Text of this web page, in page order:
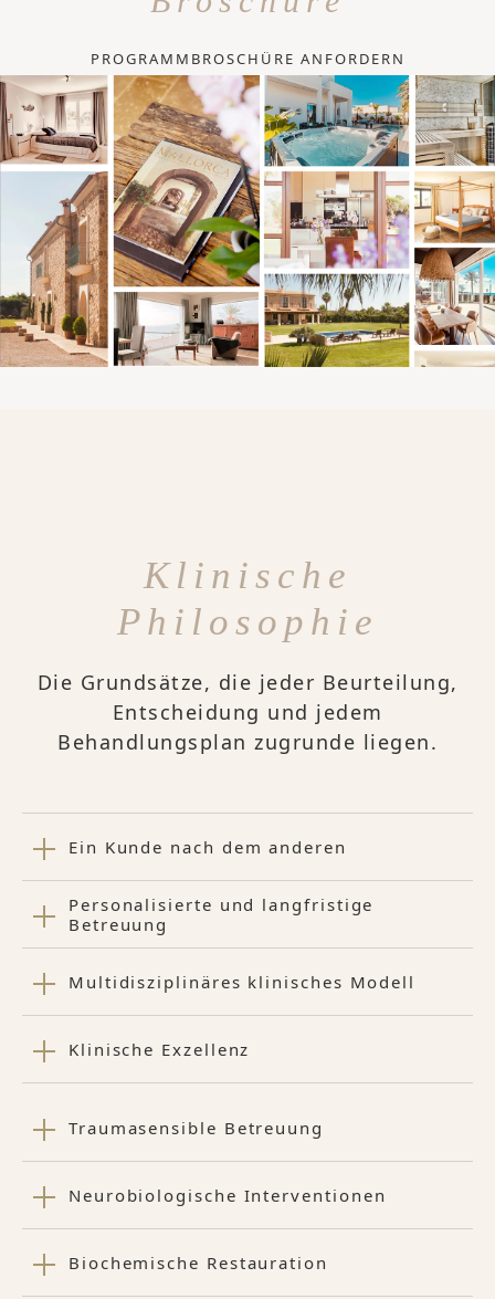
PROGRAMMBROSCHÜRE ANFORDERN
Klinische
Philosophie
Die Grundsätze, die jeder Beurteilung,
Entscheidung und jedem
Behandlungsplan zugrunde liegen.
Ein Kunde nach dem anderen
Personalisierte und langfristige
Betreuung
Multidisziplinäres klinisches Modell
Klinische Exzellenz
Traumasensible Betreuung
Neurobiologische Interventionen
Biochemische Restauration